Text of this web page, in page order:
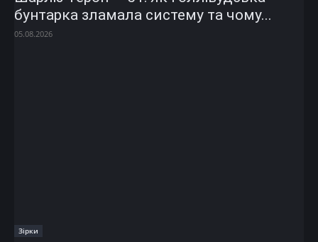
бунтарка зламала систему та чому...
05.08.2026
Зірки